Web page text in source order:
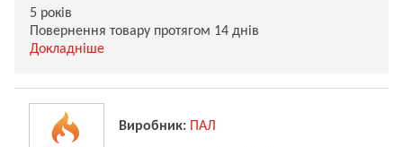
5 років
Повернення товару протягом 14 днів
Докладніше
Виробник: ПАЛ